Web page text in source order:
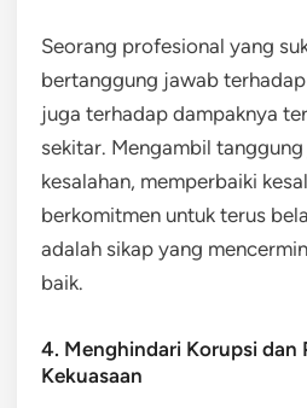
Seorang profesional yang
bertanggung jawab
juga terhadap dampaknya
sekitar. Mengambil
kesalahan, memperbaiki
berkomitmen untuk terus
adalah sikap yang
baik.
4. Menghindari Korupsi dan
Kekuasaan